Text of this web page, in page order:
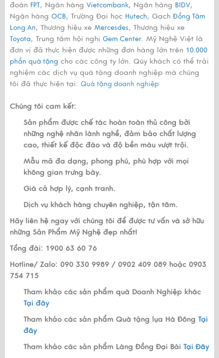
đoàn FPT, Ngân hàng Vietcombank, Ngân hàng BIDV,
Ngân hàng OCB, Trường Đại học Hutech, Gạch Đồng Tâm
Long An, Thương hiệu xe Mercesdes, Thương hiệu xe
Toyota, Trung tâm hội nghị Gem Center. Mỹ Nghệ Việt là
đơn vị đã thực hiện được những đơn hàng lớn trên 10.000
phần quà tặng cho các công ty lớn. Qúy khách có thể trải
nghiệm các dịch vụ quà tặng doanh nghiệp mà chúng
tôi đã thực hiện tại: Quà tặng doanh nghiệp
Chúng tôi cam kết:
Sản phẩm được chế tác hoàn toàn thủ công bởi
những nghệ nhân lành nghề, đảm bảo chất lượng
cao, thiết kế độc đáo và độ bền màu vượt trội.
Mẫu mã đa dạng, phong phú, phù hợp với mọi
không gian trưng bày.
Giá cả hợp lý, cạnh tranh.
Dịch vụ khách hàng chuyên nghiệp, tận tâm.
Hãy liên hệ ngay với chúng tôi để được tư vấn và sở hữu
những Sản Phẩm Mỹ Nghệ đẹp nhất!
Tổng đài: 1900 63 60 76
Hotline/ Zalo: 090 330 9989 / 0902 409 089 hoặc 0903
754 715
Tham khảo các sản phẩm quà Doanh Nghiệp khác
Tại đây
Tham khảo các sản phẩm Quà tặng lụa Hà Đông Tại
đây
Tham khảo các sản phẩm Làng Đồng Đại Bái Tại Đây